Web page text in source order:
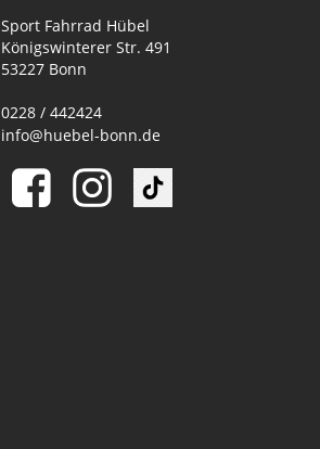
Sport Fahrrad Hübel
Königswinterer Str. 491
53227 Bonn
0228 / 442424
info@huebel-bonn.de